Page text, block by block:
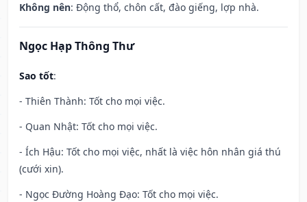
Không nên: Động thổ, chôn cất, đào giếng, lợp nhà.
Ngọc Hạp Thông Thư
Sao tốt:
- Thiên Thành: Tốt cho mọi việc.
- Quan Nhật: Tốt cho mọi việc.
- Ích Hậu: Tốt cho mọi việc, nhất là việc hôn nhân giá thú
(cưới xin).
- Ngọc Đường Hoàng Đạo: Tốt cho mọi việc.